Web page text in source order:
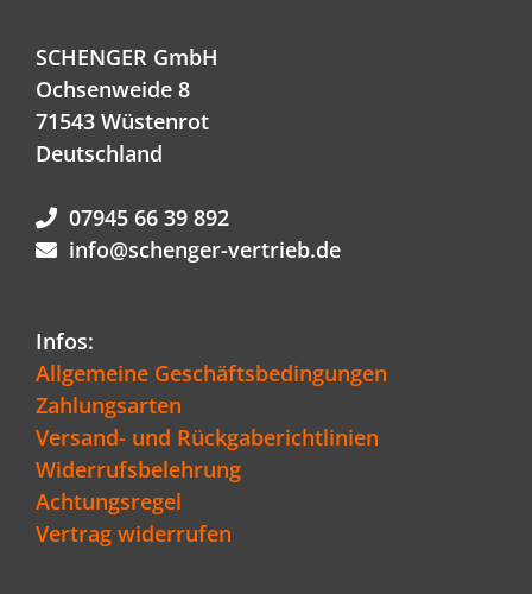
SCHENGER GmbH
Ochsenweide 8
71543 Wüstenrot
Deutschland
07945 66 39 892
info@schenger-vertrieb.de
Infos:
Allgemeine Geschäftsbedingungen
Zahlungsarten
Versand- und Rückgaberichtlinien
Widerrufsbelehrung
Achtungsregel
Vertrag widerrufen